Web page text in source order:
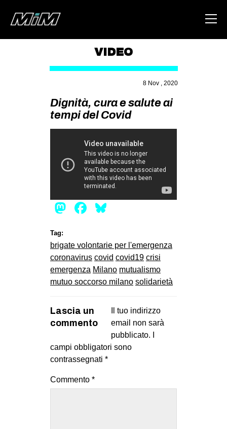
AREA
GAZA FREESTYLE
CSOA LAMBRETTA
MSM
MOBILITAZIONI
SPAZI
SPORT POPOLARE
MOVIMENTI
AMBIENTE
ANTIFASCISMO
DIRITTO ALL’ABITARE
VIDEO
8 Nov , 2020
Dignità, cura e salute ai
tempi del Covid
Mastodon
Facebook
Tag:
brigate volontarie per l'emergenza
coronavirus covid covid19 crisi
emergenza Milano mutualismo
mutuo soccorso milano solidarietà
Lascia un
commento
Il tuo indirizzo
email non sarà
pubblicato.
campi obbligatori sono
contrassegnati *
Commento *